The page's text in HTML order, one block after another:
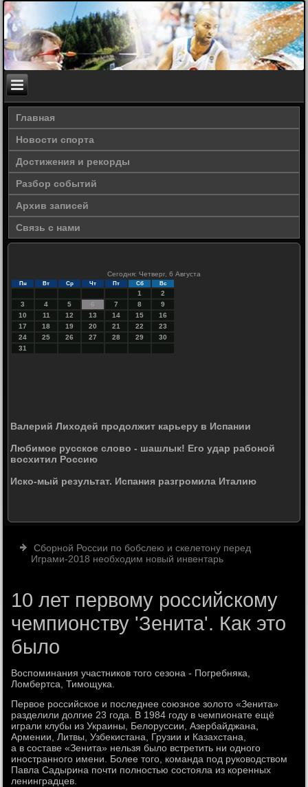
Главная
Новости спорта
Достижения и рекорды
Разбор событий
Архив записей
Связь с нами
Сегодня: Четверг, 6 Августа
Пн Вт Ср Чт Пт Сб Вс
1
2
3
4 5 6 7 8
9
10
11 12 13 14 15
16
17
18 19 20 21 22
23
24
25 26 27 28 29
30
31
Валерий Лиходей продолжит карьеру в Испании
Любимое русское слово - шашлык! Его удар рабоной
восхитил Россию
Иско-мый результат. Испания разгромила Италию
Сборной России по бобслею и скелетону перед
Играми-2018 необходим новый инвентарь
10 лет первому российскому
чемпионству 'Зенита'. Как это
было
Воспоминания участников того сезона - Погребняка,
Ломбертса, Тимощука.
Первое российское и последнее союзное золото «Зенита»
разделили долгие 23 года. В 1984 году в чемпионате ещё
играли клубы из Украины, Белоруссии, Азербайджана,
Армении, Литвы, Узбекистана, Грузии и Казахстана,
а в составе «Зенита» нельзя было встретить ни одного
иностранного имени. Более того, команда под руководством
Павла Садырина почти полностью состояла из коренных
ленинградцев.